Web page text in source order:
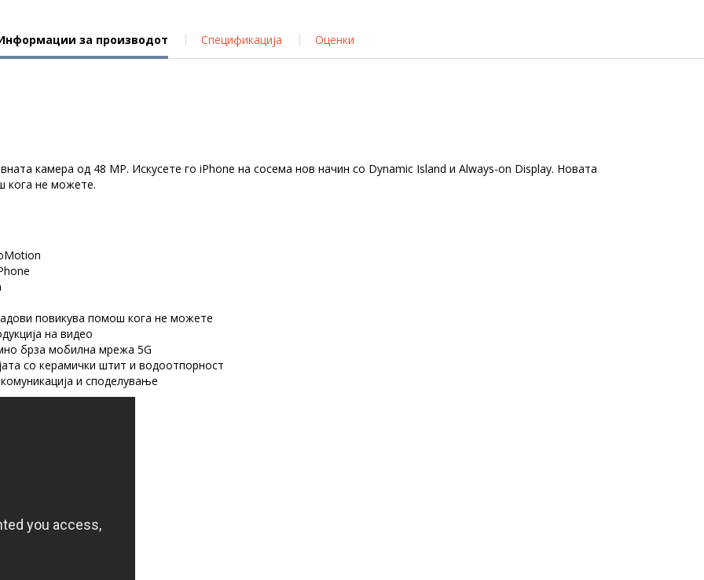
за производот Спецификација Оценки
камера од 48 MP. Искусете го iPhone на сосема нов начин со Dynamic Island и Always-on Display. Новата
кога не можете.
повикува помош кога не можете
на видео
брза мобилна мрежа 5G
со керамички штит и водоотпорност
и споделување